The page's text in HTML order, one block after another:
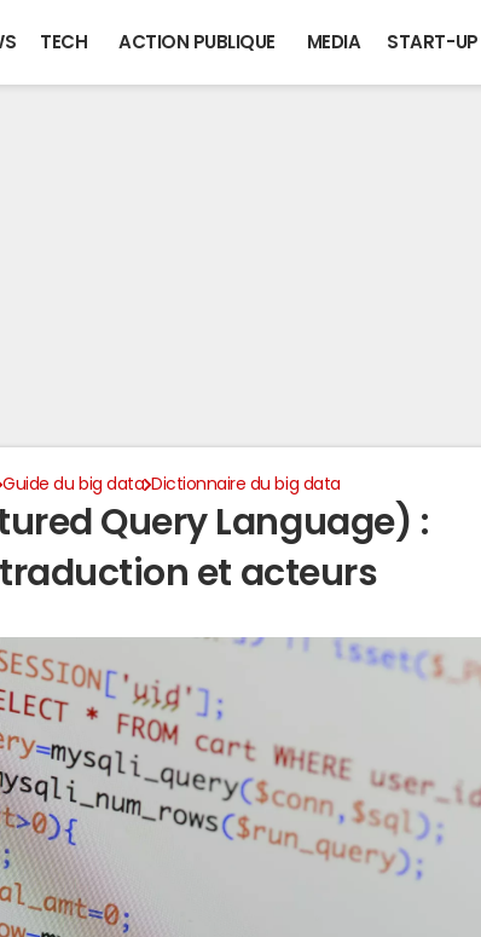
TECH ACTION PUBLIQUE MEDIA START-UP
Guide du big data Dictionnaire du big data
Query Language) :
et acteurs